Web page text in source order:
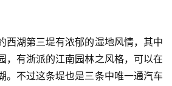
西湖第三堤有浓郁的湿地风情，其中
，有浙派的江南园林之风格，可以在
。不过这条堤也是三条中唯一通汽车